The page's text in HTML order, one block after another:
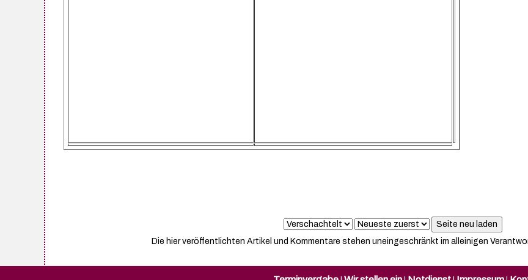
Die hier veröffentlichten Artikel und Kommentare stehen uneingeschränkt im alleinigen